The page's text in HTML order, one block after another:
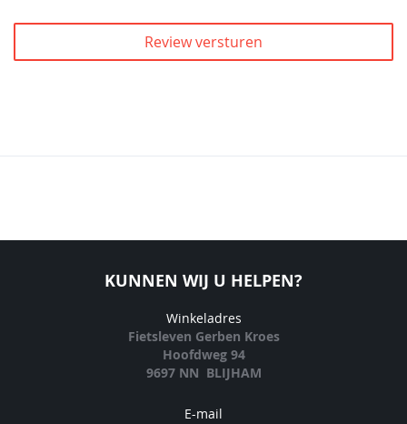
Review versturen
KUNNEN WIJ U HELPEN?
Winkeladres
Fietsleven Gerben Kroes
Hoofdweg 94
9697 NN BLIJHAM
E-mail